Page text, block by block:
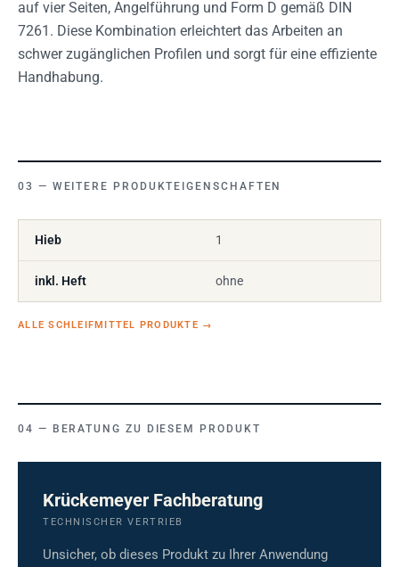
auf vier Seiten, Angelführung und Form D gemäß DIN
7261. Diese Kombination erleichtert das Arbeiten an
schwer zugänglichen Profilen und sorgt für eine effiziente
Handhabung.
WEITERE PRODUKTEIGENSCHAFTEN
Hieb 1
inkl. Heft ohne
ALLE SCHLEIFMITTEL PRODUKTE →
BERATUNG ZU DIESEM PRODUKT
Krückemeyer Fachberatung
TECHNISCHER VERTRIEB
Unsicher, ob dieses Produkt zu Ihrer Anwendung